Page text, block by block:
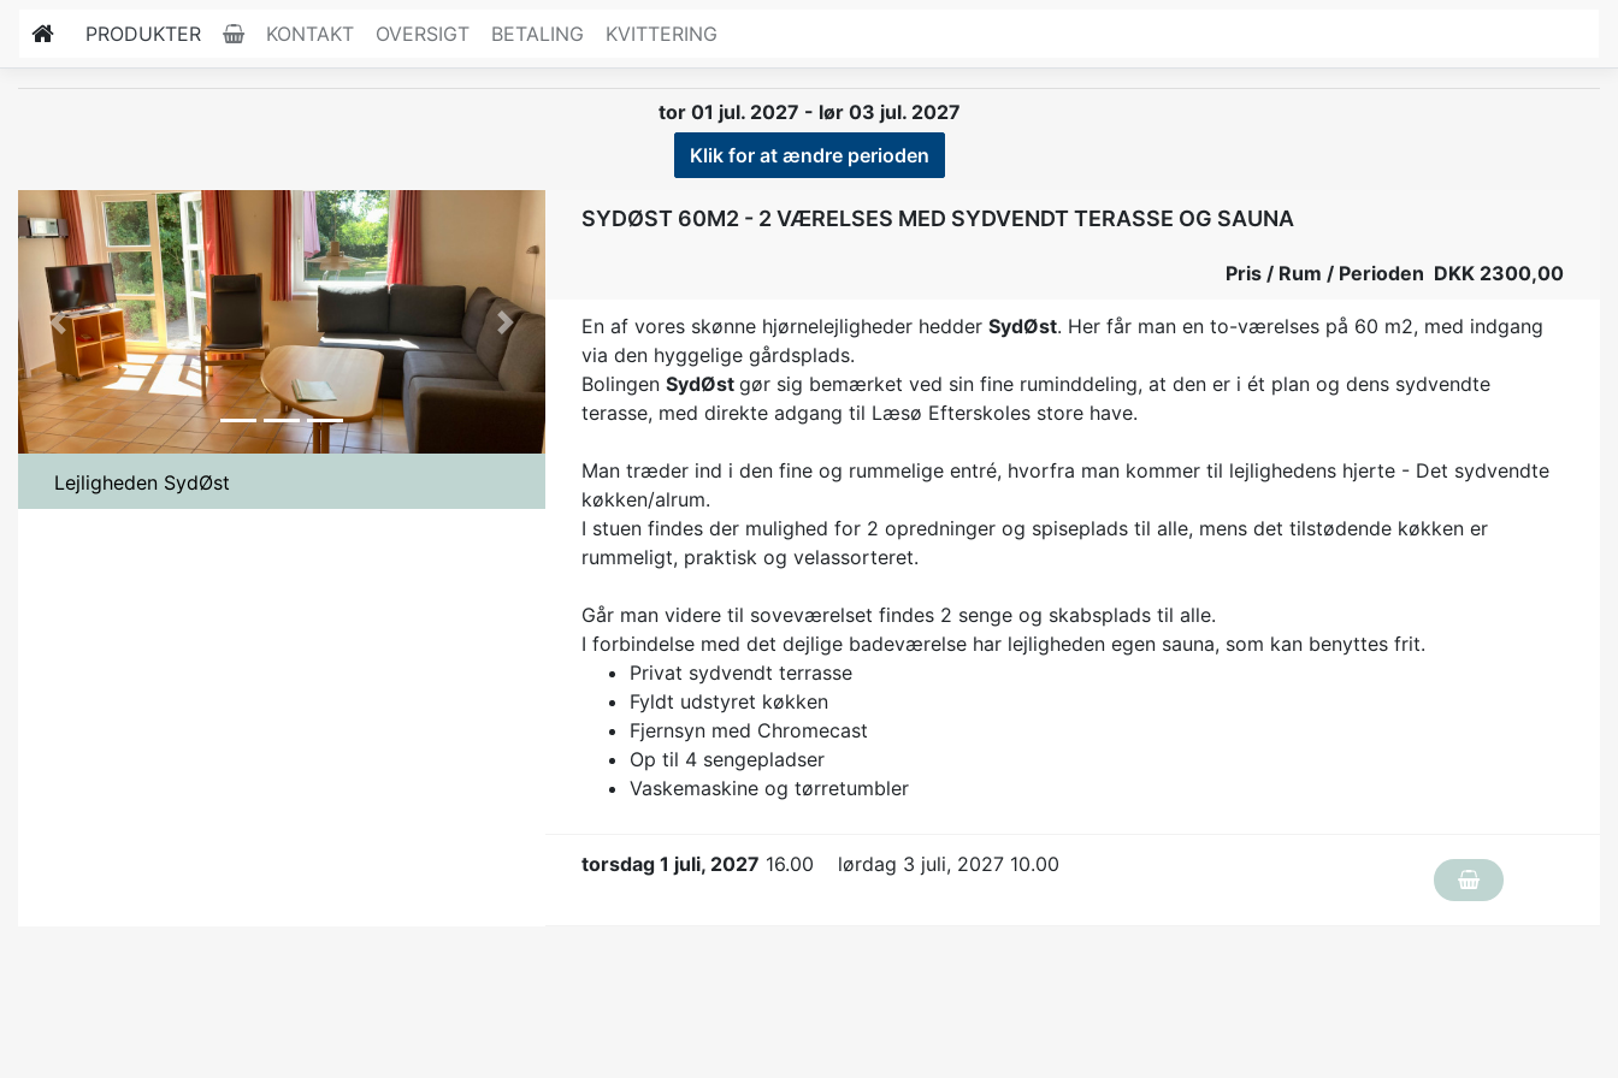
PRODUKTER KONTAKT OVERSIGT BETALING KVITTERING
tor 01 jul. 2027 - lør 03 jul. 2027
Klik for at ændre perioden
Previous Next
Lejligheden SydØst
SYDØST 60M2 - 2 VÆRELSES MED SYDVENDT TERASSE OG SAUNA
Pris / Rum / Perioden DKK 2300,00
En af vores skønne hjørnelejligheder hedder SydØst. Her får man en to-værelses på 60 m2, med indgang
via den hyggelige gårdsplads.
Bolingen SydØst gør sig bemærket ved sin fine ruminddeling, at den er i ét plan og dens sydvendte
terasse, med direkte adgang til Læsø Efterskoles store have.
Man træder ind i den fine og rummelige entré, hvorfra man kommer til lejlighedens hjerte - Det sydvendte
køkken/alrum.
I stuen findes der mulighed for 2 opredninger og spiseplads til alle, mens det tilstødende køkken er
rummeligt, praktisk og velassorteret.
Går man videre til soveværelset findes 2 senge og skabsplads til alle.
I forbindelse med det dejlige badeværelse har lejligheden egen sauna, som kan benyttes frit.
Privat sydvendt terrasse
Fyldt udstyret køkken
Fjernsyn med Chromecast
Op til 4 sengepladser
Vaskemaskine og tørretumbler
torsdag 1 juli, 2027 16.00 lørdag 3 juli, 2027 10.00